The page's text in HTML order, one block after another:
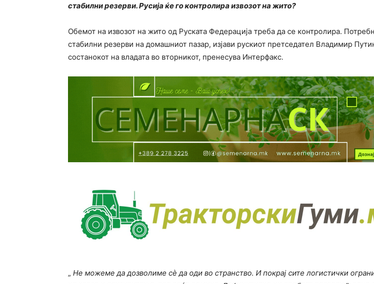
стабилни резерви. Русија ќе го контролира извозот на жито?
Обемот на извозот на жито од Руската Федерација треба да се контролира.
стабилни резерви на домашниот пазар, изјави рускиот претседател Владимир
состанокот на владата во вторникот, пренесува Интерфакс.
„ Не можеме да дозволиме сè да оди во странство. И покрај сите логистички